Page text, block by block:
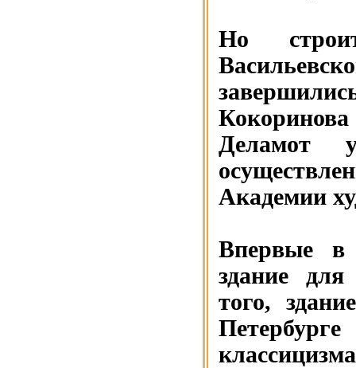
Но
Деламот
Академии
Впервые в
здание
того,